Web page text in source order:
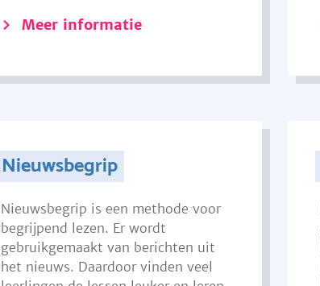
Meer informatie
Nieuwsbegrip
Nieuwsbegrip is een methode voor
begrijpend lezen. Er wordt
gebruikgemaakt van berichten uit
het nieuws. Daardoor vinden veel